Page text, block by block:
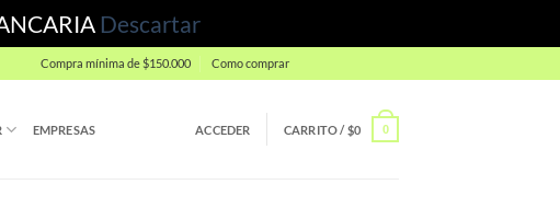
Descartar
Compra mínima de $150.000 Como comprar
EMPRESAS ACCEDER CARRITO /$0 0